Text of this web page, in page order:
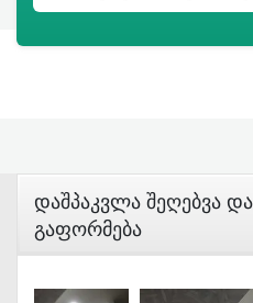
Დაშპაკვლა Შეღებვა
Გაფორმება